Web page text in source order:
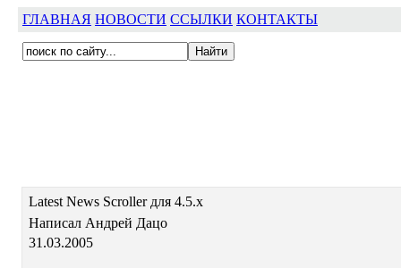
ГЛАВНАЯ НОВОСТИ ССЫЛКИ КОНТАКТЫ
Latest News Scroller для 4.5.х
Написал Андрей Дацо
31.03.2005